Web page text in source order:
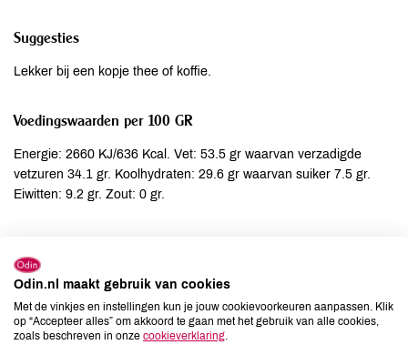
Suggesties
Lekker bij een kopje thee of koffie.
Voedingswaarden per 100 GR
Energie: 2660 KJ/636 Kcal. Vet: 53.5 gr waarvan verzadigde
vetzuren 34.1 gr. Koolhydraten: 29.6 gr waarvan suiker 7.5 gr.
Eiwitten: 9.2 gr. Zout: 0 gr.
cacaomassa*, cacaoboter*, palmsuiker*. Cacao: minimaal 92%.
Allergenen
Odin.nl maakt gebruik van cookies
Met de vinkjes en instellingen kun je jouw cookievoorkeuren aanpassen. Klik
op “Accepteer alles” om akkoord te gaan met het gebruik van alle cookies,
zoals beschreven in onze cookieverklaring.